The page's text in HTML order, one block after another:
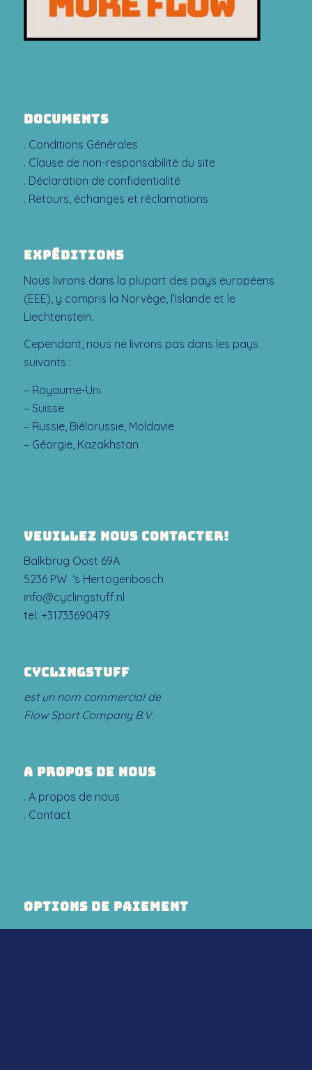
DOCUMENTS
. Conditions Générales
. Clause de non-responsabilité du site
. Déclaration de confidentialité
. Retours, échanges et réclamations
EXPÉDITIONS
Nous livrons dans la plupart des pays européens
(EEE), y compris la Norvège, l’Islande et le
Liechtenstein.
Cependant, nous ne livrons pas dans les pays
suivants :
– Royaume-Uni
– Suisse
– Russie, Biélorussie, Moldavie
– Géorgie, Kazakhstan
VEUILLEZ NOUS CONTACTER!
Balkbrug Oost 69A
5236 PW ‘s Hertogenbosch
info@cyclingstuff.nl
tel: +31733690479
CYCLINGSTUFF
est un nom commercial de
Flow Sport Company B.V.
A PROPOS DE NOUS
. A propos de nous
. Contact
OPTIONS DE PAIEMENT